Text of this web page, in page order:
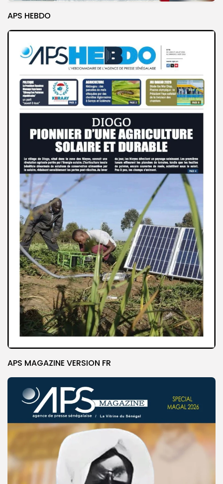
APS HEBDO
APS MAGAZINE VERSION FR